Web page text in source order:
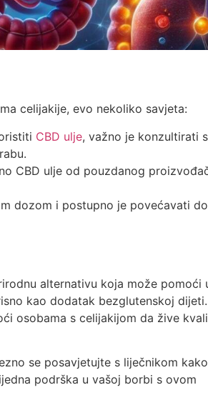
celijakije, evo nekoliko savjeta:
CBD ulje, važno je konzultirati
CBD ulje od pouzdanog
dozom i postupno je povećavati
alternativu koja može pomoći
kao dodatak bezglutenskoj
osobama s celijakijom da žive
se posavjetujte s liječnikom
podrška u vašoj borbi s ovom